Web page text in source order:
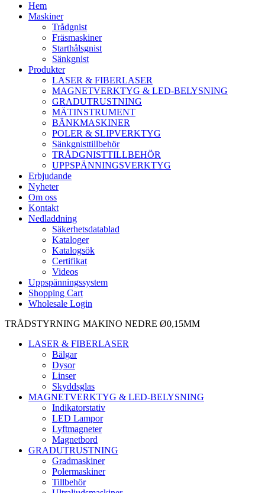
Hem
Maskiner
Trådgnist
Fräsmaskiner
Starthålsgnist
Sänkgnist
Produkter
LASER & FIBERLASER
MAGNETVERKTYG & LED-BELYSNING
GRADUTRUSTNING
MÄTINSTRUMENT
BÄNKMASKINER
POLER & SLIPVERKTYG
Sänkgnisttillbehör
TRÅDGNISTTILLBEHÖR
UPPSPÄNNINGSVERKTYG
Erbjudande
Nyheter
Om oss
Kontakt
Nedladdning
Säkerhetsdatablad
Kataloger
Katalogsök
Certifikat
Videos
Uppspänningssystem
Shopping Cart
Wholesale Login
TRÅDSTYRNING MAKINO NEDRE Ø0,15MM
LASER & FIBERLASER
Bälgar
Dysor
Linser
Skyddsglas
MAGNETVERKTYG & LED-BELYSNING
Indikatorstativ
LED Lampor
Lyftmagneter
Magnetbord
GRADUTRUSTNING
Gradmaskiner
Polermaskiner
Tillbehör